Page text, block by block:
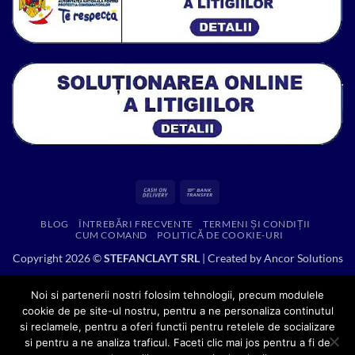
Cash
Delivery
BLOG ÎNTREBĂRI FRECVENTE
TERMENI ȘI CONDIȚII
CUM COMAND
POLITICĂ DE COOKIE-URI
Copyright 2026 ©STEFANCLAYT SRL| Created byAncor Solutions
Noi si partenerii nostri folosim tehnologii, precum modulele
cookie de pe site-ul nostru, pentru a ne personaliza continutul
si reclamele, pentru a oferi functii pentru retelele de socializare
si pentru a ne analiza traficul. Faceti clic mai jos pentru a fi de